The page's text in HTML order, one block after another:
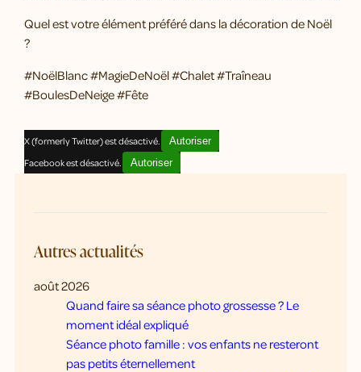
Quel est votre élément préféré dans la décoration de Noël
?
#NoëlBlanc #MagieDeNoël #Chalet #Traîneau
#BoulesDeNeige #Fête
X (formerly Twitter) est désactivé.
Autoriser
Facebook est désactivé.
Autoriser
Autres actualités
août 2026
Quand faire sa séance photo grossesse ? Le
moment idéal expliqué
Séance photo famille : vos enfants ne resteront
pas petits éternellement